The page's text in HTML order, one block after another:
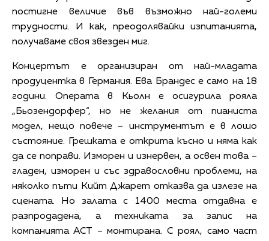
постигне величие във възможно най-големи
трудности. И как, преодолявайки изпитанията,
получаваме своя звезден миг.
Концертът е организиран от най-младата
продуцентка в Германия. Ева Брандес е само на 18
години. Операта в Кьолн е осигурила рояла
„Бьозендорфер“, но не желания от пианиста
модел, нещо повече – инструментът е в лошо
състояние. Грешката е открита късно и няма как
да се поправи. Изморен и изнервен, а освен това –
гладен, изморен и със здравословни проблеми, на
няколко пъти Кийт Джарет отказва да излезе на
сцената. Но залата с 1400 места отдавна е
разпродадена, а техниката за запис на
компанията ACT – монтирана. С роял, само част